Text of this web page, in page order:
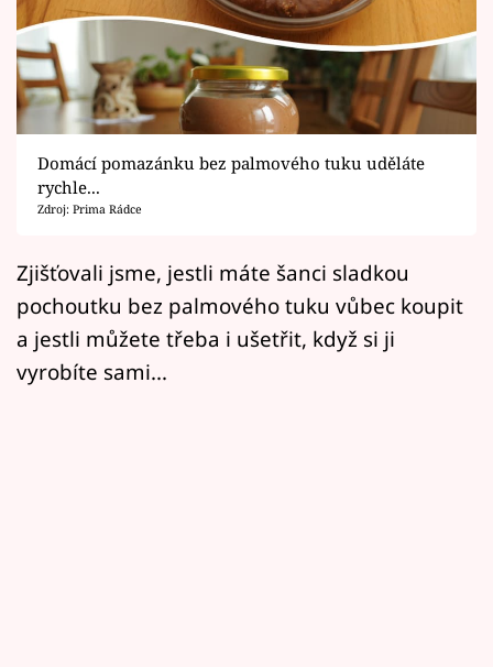
Sledujte prima+
Filmový festival Karlovy Vary
Mámy sobě
Přihlášení
Sledujte nás
Domácí pomazánku bez palmového tuku uděláte
rychle...
Zdroj: Prima Rádce
Zjišťovali jsme, jestli máte šanci sladkou
pochoutku bez palmového tuku vůbec koupit
a jestli můžete třeba i ušetřit, když si ji
vyrobíte sami...